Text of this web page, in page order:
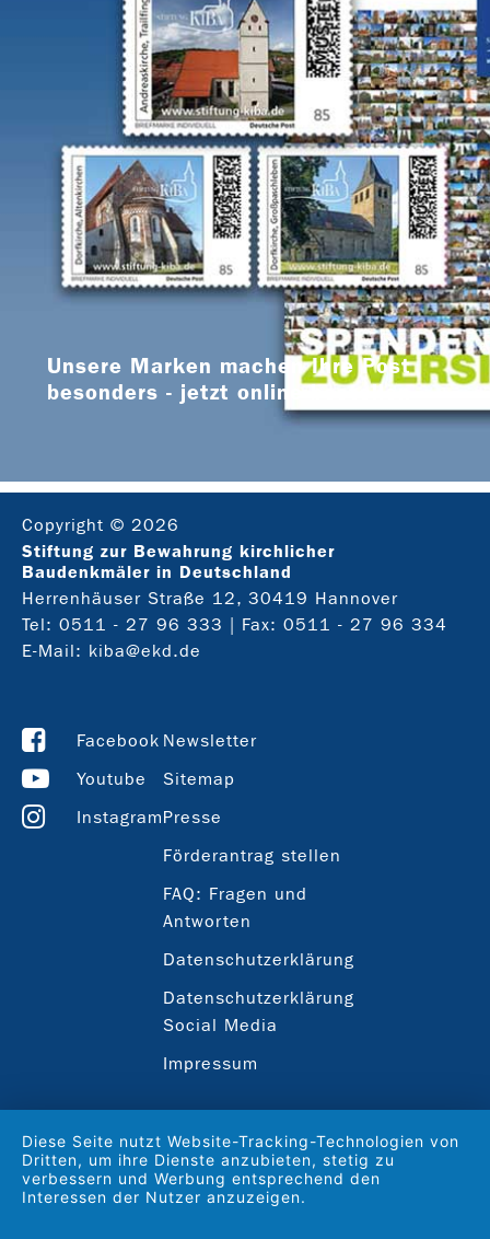
Unsere Marken machen Ihre Post
besonders - jetzt online bestellen
Copyright © 2026
Stiftung zur Bewahrung kirchlicher
Baudenkmäler in Deutschland
Herrenhäuser Straße 12, 30419 Hannover
Tel: 0511 - 27 96 333
| Fax: 0511 - 27 96 334
E-Mail: kiba@ekd.de
Facebook
Youtube
Instagram
Newsletter
Sitemap
Presse
Förderantrag stellen
FAQ: Fragen und
Antworten
Datenschutzerklärung
Datenschutzerklärung
Social Media
Impressum
Diese Seite nutzt Website-Tracking-Technologien von
Dritten, um ihre Dienste anzubieten, stetig zu
verbessern und Werbung entsprechend den
Interessen der Nutzer anzuzeigen.